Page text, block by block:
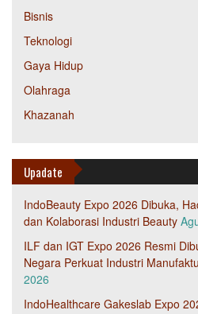
Bisnis
Teknologi
Gaya Hidup
Olahraga
Khazanah
Upadate
IndoBeauty Expo 2026 Dibuka,
dan Kolaborasi Industri Beauty
ILF dan IGT Expo 2026 Resmi
Negara Perkuat Industri
2026
IndoHealthcare Gakeslab Expo